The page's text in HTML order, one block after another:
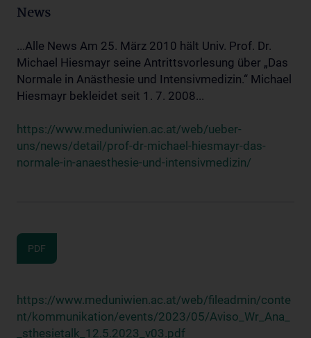
News
...Alle News Am 25. März 2010 hält Univ. Prof. Dr.
Michael Hiesmayr seine Antrittsvorlesung über „Das
Normale in Anästhesie und Intensivmedizin.“ Michael
Hiesmayr bekleidet seit 1. 7. 2008...
https://www.meduniwien.ac.at/web/ueber-
uns/news/detail/prof-dr-michael-hiesmayr-das-
normale-in-anaesthesie-und-intensivmedizin/
PDF
https://www.meduniwien.ac.at/web/fileadmin/conte
nt/kommunikation/events/2023/05/Aviso_Wr_Ana_
_sthesietalk_12.5.2023_v03.pdf